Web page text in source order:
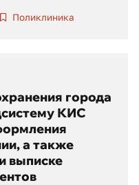
Поликлиника
города
КИС
а также
выписке